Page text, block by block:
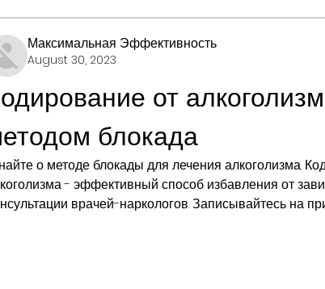
Максимальная Эффективность
August 30, 2023
от
блокада
о методе блокады для лечения алкоголизма.
- эффективный способ избавления от
врачей-наркологов. Записывайтесь на